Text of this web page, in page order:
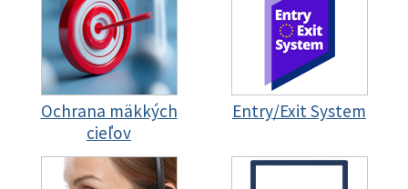
Ochrana mäkkých
cieľov
Entry/Exit System